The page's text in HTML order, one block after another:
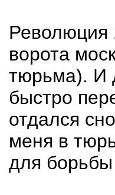
Революция
ворота
тюрьма). И
быстро
отдался
меня в
для